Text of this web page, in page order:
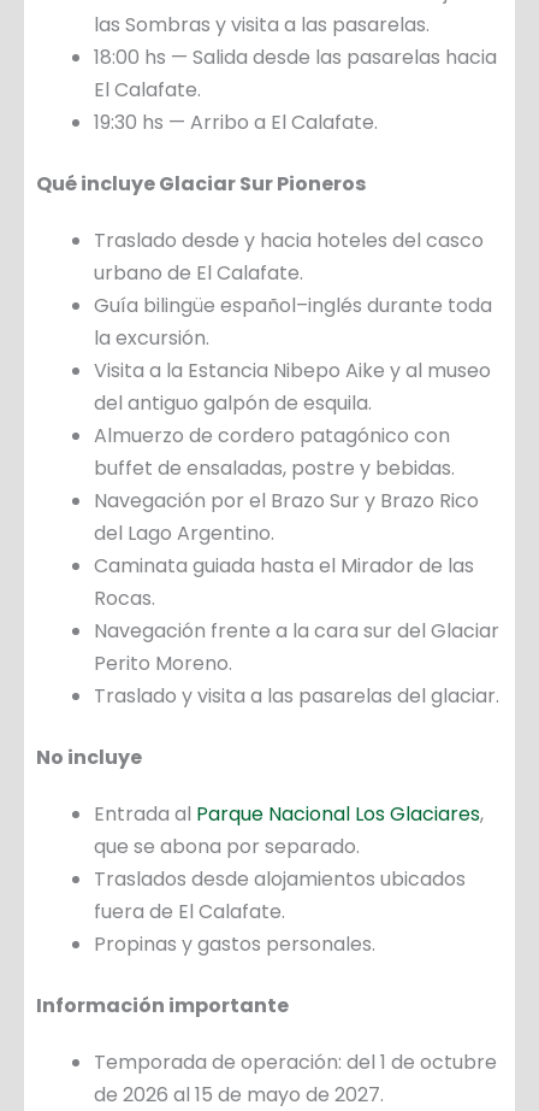
las Sombras y visita a las pasarelas.
18:00 hs — Salida desde las pasarelas hacia
El Calafate.
19:30 hs — Arribo a El Calafate.
Qué incluye Glaciar Sur Pioneros
Traslado desde y hacia hoteles del casco
urbano de El Calafate.
Guía bilingüe español–inglés durante toda
la excursión.
Visita a la Estancia Nibepo Aike y al museo
del antiguo galpón de esquila.
Almuerzo de cordero patagónico con
buffet de ensaladas, postre y bebidas.
Navegación por el Brazo Sur y Brazo Rico
del Lago Argentino.
Caminata guiada hasta el Mirador de las
Rocas.
Navegación frente a la cara sur del Glaciar
Perito Moreno.
Traslado y visita a las pasarelas del glaciar.
No incluye
Entrada al Parque Nacional Los Glaciares,
que se abona por separado.
Traslados desde alojamientos ubicados
fuera de El Calafate.
Propinas y gastos personales.
Información importante
Temporada de operación: del 1 de octubre
de 2026 al 15 de mayo de 2027.